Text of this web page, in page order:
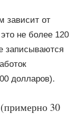
зависит от
не более 120
записываются
долларов).
30